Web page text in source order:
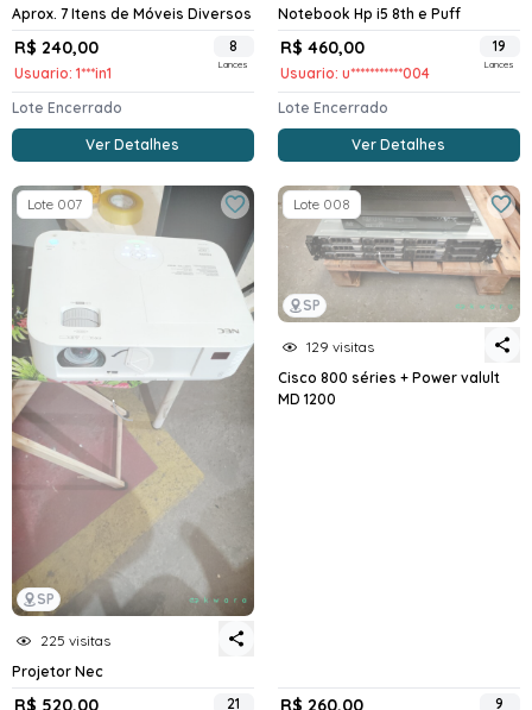
Aprox. 7 Itens de Móveis Diversos
R$ 240,00
Usuario: 1***in1
8
Lances
Lote Encerrado
Ver Detalhes
Notebook Hp i5 8th e Puff
R$ 460,00
Usuario: u***********004
19
Lances
Lote Encerrado
Ver Detalhes
SP
Lote 007
225 visitas
Projetor Nec
21
SP
Lote 008
129 visitas
Cisco 800 séries + Power valult
MD 1200
9